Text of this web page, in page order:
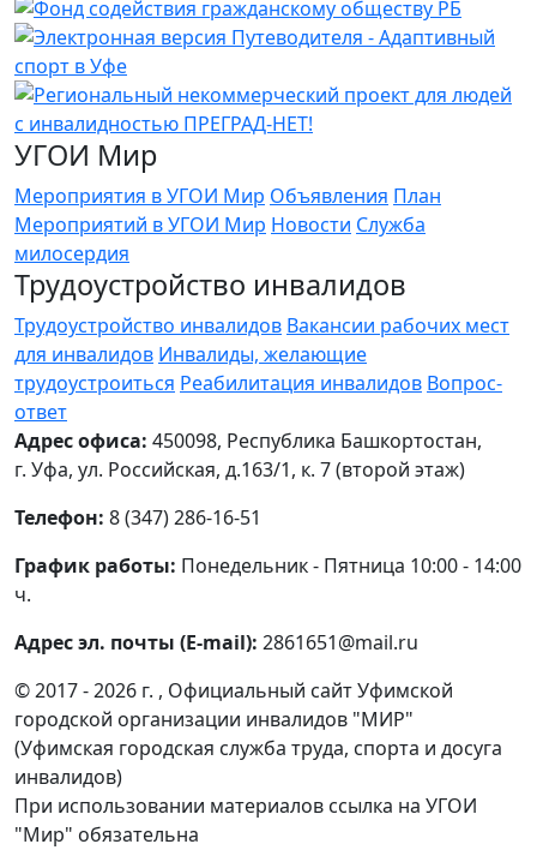
УГОИ Мир
Мероприятия в УГОИ Мир Объявления План
Мероприятий в УГОИ Мир Новости Служба
милосердия
Трудоустройство инвалидов
Трудоустройство инвалидов Вакансии рабочих мест
для инвалидов Инвалиды, желающие
трудоустроиться Реабилитация инвалидов Вопрос-
ответ
Адрес офиса: 450098, Республика Башкортостан,
г. Уфа, ул. Российская, д.163/1, к. 7 (второй этаж)
Телефон: 8 (347) 286-16-51
График работы: Понедельник - Пятница 10:00 - 14:00
ч.
Адрес эл. почты (E-mail): 2861651@mail.ru
© 2017 - 2026 г. , Официальный сайт Уфимской
городской организации инвалидов "МИР"
(Уфимская городская служба труда, спорта и досуга
инвалидов)
При использовании материалов ссылка на УГОИ
"Мир" обязательна